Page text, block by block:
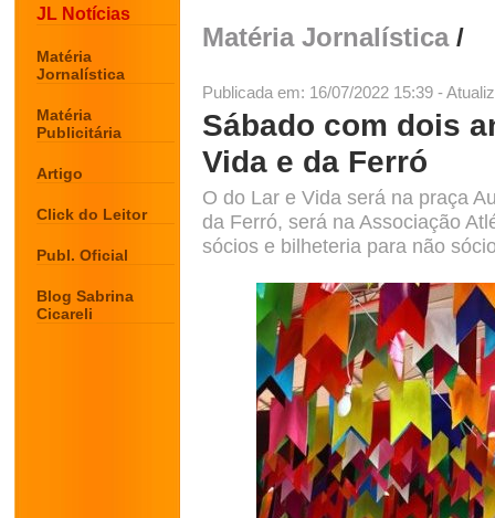
JL Notícias
Matéria
Jornalística
Matéria
Publicitária
Artigo
Click do Leitor
Publ. Oficial
Blog Sabrina
Cicareli
Matéria Jornalística/
Publicada em: 16/07/2022 15:39 -
Sábado com dois
Vida e da Ferró
O do Lar e Vida será na praça
da Ferró, será na Associação
sócios e bilheteria para não